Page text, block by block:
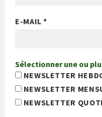
E-MAIL*
Sélectionner une ou
NEWSLETTER
NEWSLETTER
NEWSLETTER